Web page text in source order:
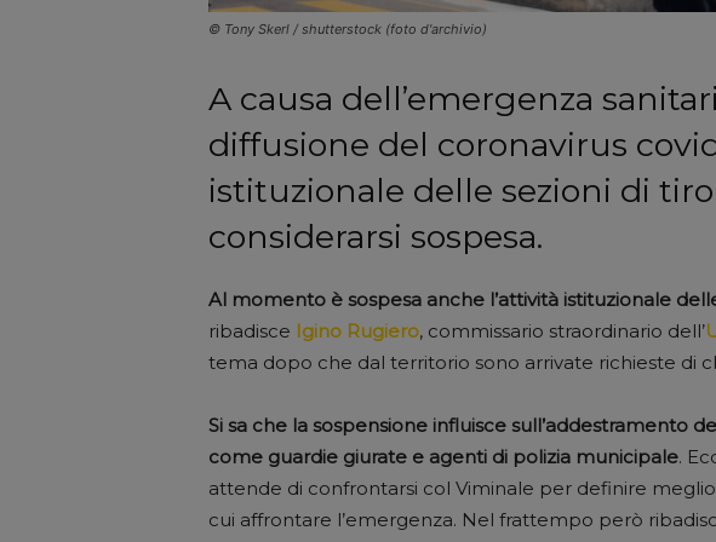
© Tony Skerl / shutterstock (foto d'archivio)
A causa dell’emergenza
diffusione del coronavirus
istituzionale delle sezioni di
considerarsi sospesa.
Al momento è sospesa anche l’attività istituzionale
ribadisce Igino Rugiero, commissario straordinario dell’
tema dopo che dal territorio sono arrivate richieste di
Si sa che la sospensione influisce sull’addestramento
come guardie giurate e agenti di polizia municipale.
attende di confrontarsi col Viminale per definire
cui affrontare l’emergenza. Nel frattempo però